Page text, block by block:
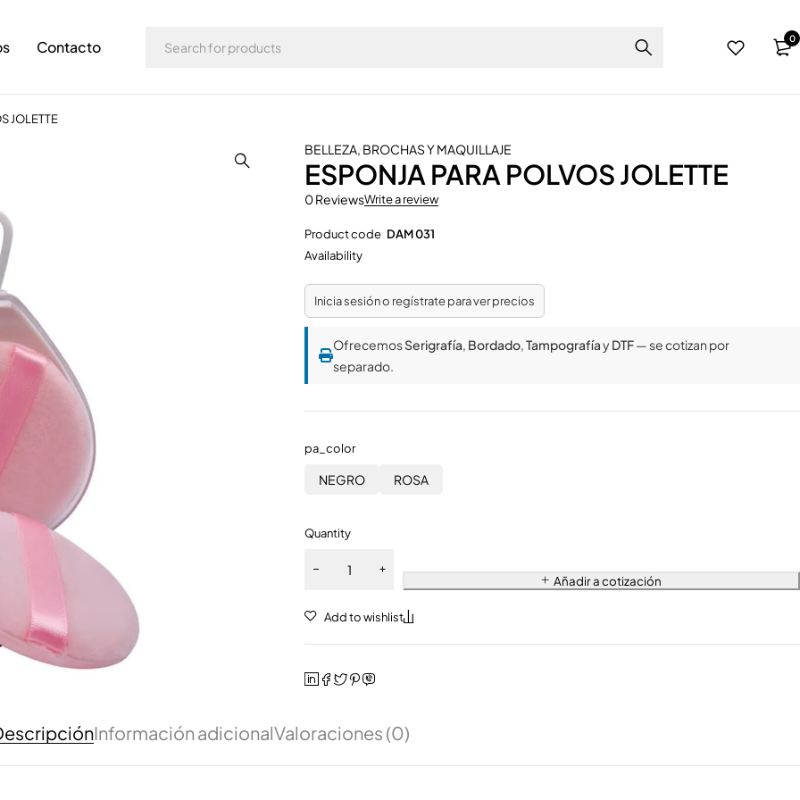
Contacto 0
JOLETTE
BELLEZA, BROCHAS Y MAQUILLAJE
ESPONJA PARA POLVOS JOLETTE
0 ReviewsWrite a review
Product code DAM 031
Availability
Inicia sesión o regístrate para ver precios
OfrecemosSerigrafía, Bordado,TampografíayDTF— se cotizan por
separado.
pa_color
NEGRO ROSA
Quantity
Añadir a cotización
Información adicionalValoraciones (0)